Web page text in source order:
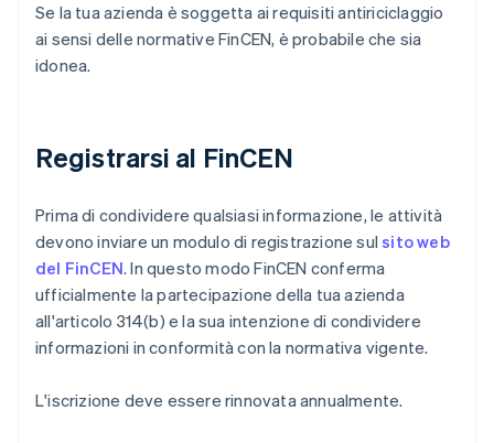
Se la tua azienda è soggetta ai requisiti antiriciclaggio
ai sensi delle normative FinCEN, è probabile che sia
idonea.
Registrarsi al FinCEN
Prima di condividere qualsiasi informazione, le attività
devono inviare un modulo di registrazione sulsito web
del FinCEN. In questo modo FinCEN conferma
ufficialmente la partecipazione della tua azienda
all'articolo 314(b) e la sua intenzione di condividere
informazioni in conformità con la normativa vigente.
L'iscrizione deve essere rinnovata annualmente.